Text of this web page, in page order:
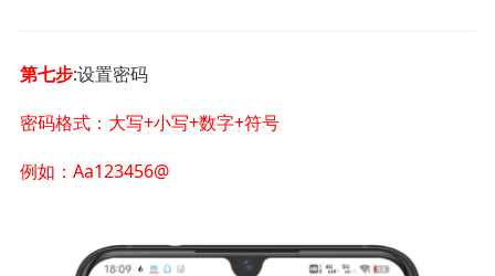
第七步:设置密码
密码格式：大写+小写+数字+符号
例如：Aa123456@